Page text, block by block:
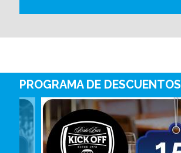
PROGRAMA DE DESCUENTOS